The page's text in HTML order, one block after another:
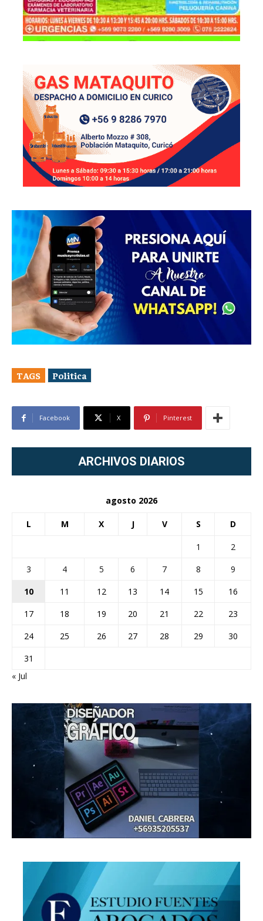
TAGS Politica
Facebook X Pinterest
ARCHIVOS DIARIOS
agosto 2026
L M X J V S D
1
2
3
4 5 6 7 8
9
10
11 12 13 14 15
16
17
18 19 20 21 22
23
24
25 26 27 28 29
30
31
« Jul